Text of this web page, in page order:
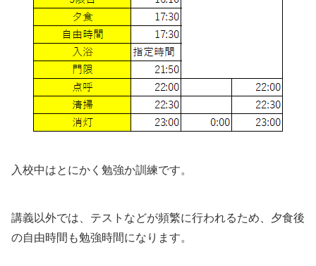
入校中はとにかく勉強か訓練です。
講義以外では、テストなどが頻繁に行われるため、夕食後
の自由時間も勉強時間になります。